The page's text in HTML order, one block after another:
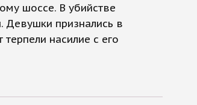
шоссе. В убийстве
Девушки признались в
насилие с его